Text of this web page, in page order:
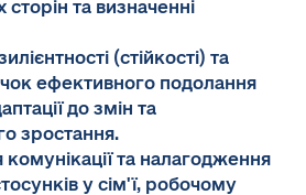
сторін та визначенні
(стійкості) та
ефективного подолання
до змін та
зростання.
та налагодження
у сім'ї, робочому